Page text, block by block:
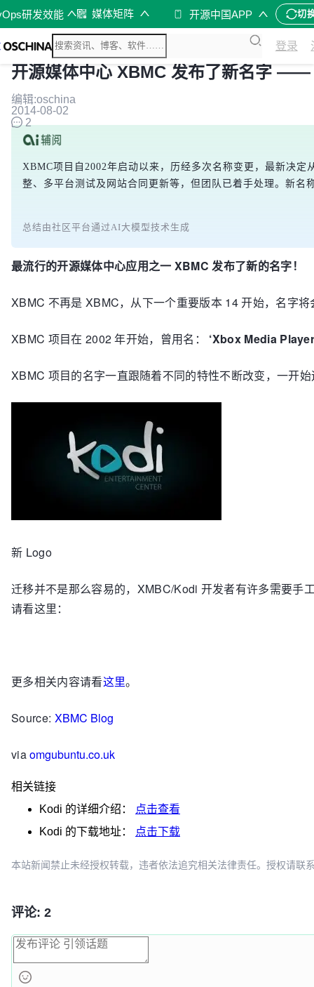
研发效能 媒体矩阵 开源中国APP 切
登录
开源媒体中心 XBMC 发布了新名字
编辑:oschina
2014-08-02
2
XBMC项目自2002年启动以来，历经多次名称变更，最新决
整、多平台测试及网站合同更新等，但团队已着手处理。新
总结由社区平台通过AI大模型技术生成
最流行的开源媒体中心应用之一 XBMC 发布了新的名字！
XBMC 不再是 XBMC，从下一个重要版本 14 开始，名字
XBMC 项目在 2002 年开始，曾用名： ‘Xbox Media
XBMC 项目的名字一直跟随着不同的特性不断改变，一开
新 Logo
迁移并不是那么容易的，XMBC/Kodi 开发者有许多需要手
请看这里：
更多相关内容请看这里。
Source: XBMC Blog
viaomgubuntu.co.uk
相关链接
Kodi 的详细介绍：
点击查看
Kodi 的下载地址： 点击下载
本站新闻禁止未经授权转载，违者依法追究相关法律责任。授权请联
评论: 2